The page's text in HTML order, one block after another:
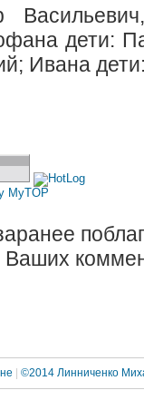
дети:
Ивана
Ваших
©2014 Линниченко